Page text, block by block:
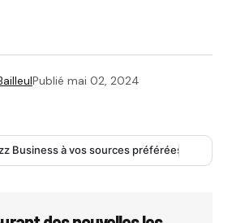
Publié mai 02, 2024
Business à vos sources préférées